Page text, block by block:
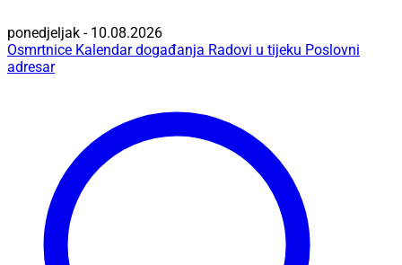
ponedjeljak - 10.08.2026
Osmrtnice Kalendar događanja Radovi u tijeku Poslovni
adresar